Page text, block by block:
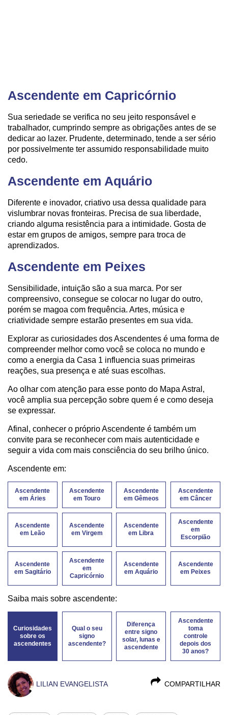
Ascendente em Capricórnio
Sua seriedade se verifica no seu jeito responsável e
trabalhador, cumprindo sempre as obrigações antes de se
dedicar ao lazer. Prudente, determinado, tende a ser sério
por possivelmente ter assumido responsabilidade muito
cedo.
Ascendente em Aquário
Diferente e inovador, criativo usa dessa qualidade para
vislumbrar novas fronteiras. Precisa de sua liberdade,
criando alguma resistência para a intimidade. Gosta de
estar em grupos de amigos, sempre para troca de
aprendizados.
Ascendente em Peixes
Sensibilidade, intuição são a sua marca. Por ser
compreensivo, consegue se colocar no lugar do outro,
porém se magoa com frequência. Artes, música e
criatividade sempre estarão presentes em sua vida.
Explorar as curiosidades dos Ascendentes é uma forma de
compreender melhor como você se coloca no mundo e
como a energia da Casa 1 influencia suas primeiras
reações, sua presença e até suas escolhas.
Ao olhar com atenção para esse ponto do Mapa Astral,
você amplia sua percepção sobre quem é e como deseja
se expressar.
Afinal, conhecer o próprio Ascendente é também um
convite para se reconhecer com mais autenticidade e
seguir a vida com mais consciência do seu brilho único.
Ascendente em:
Ascendente
em Áries
Ascendente
em Touro
Ascendente
em Gêmeos
Ascendente
em Câncer
Ascendente
em Leão
Ascendente
em Virgem
Ascendente
em Libra
Ascendente
em
Escorpião
Ascendente
em Sagitário
Ascendente
em
Capricórnio
Ascendente
em Aquário
Ascendente
em Peixes
Saiba mais sobre ascendente:
Curiosidades
sobre os
ascendentes
Qual o seu
signo
ascendente?
Diferença
entre signo
solar, lunas e
ascendente
Ascendente
toma
controle
depois dos
30 anos?
COMPARTILHAR
LILIAN EVANGELISTA